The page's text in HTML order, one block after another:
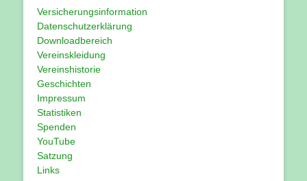
Versicherungsinformation
Datenschutzerklärung
Downloadbereich
Vereinskleidung
Vereinshistorie
Geschichten
Impressum
Statistiken
Spenden
YouTube
Satzung
Links